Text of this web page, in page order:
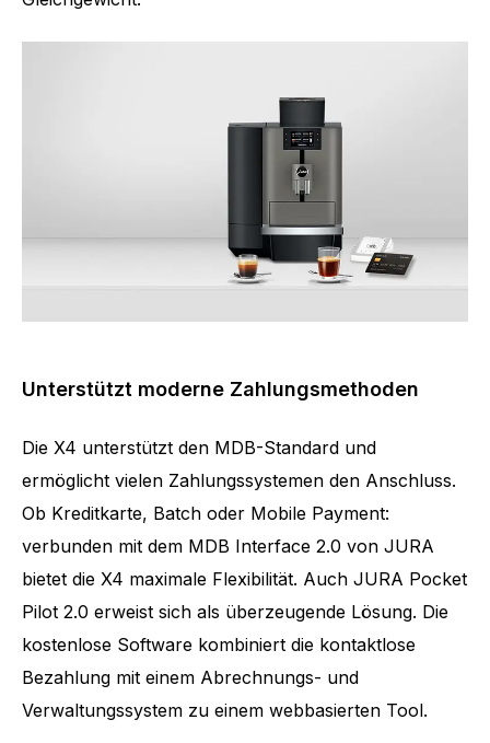
Unterstützt moderne Zahlungsmethoden
Die X4 unterstützt den MDB-Standard und
ermöglicht vielen Zahlungssystemen den Anschluss.
Ob Kreditkarte, Batch oder Mobile Payment:
verbunden mit dem MDB Interface 2.0 von JURA
bietet die X4 maximale Flexibilität. Auch JURA Pocket
Pilot 2.0 erweist sich als überzeugende Lösung. Die
kostenlose Software kombiniert die kontaktlose
Bezahlung mit einem Abrechnungs- und
Verwaltungssystem zu einem webbasierten Tool.